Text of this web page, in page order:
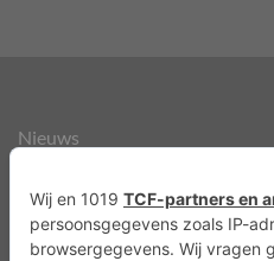
Nieuws
Over ons